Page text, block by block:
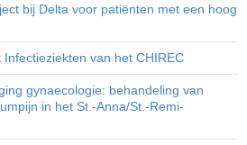
bij Delta voor patiënten met een hoog
van het CHIREC
gynaecologie: behandeling van
in het St.-Anna/St.-Remi-